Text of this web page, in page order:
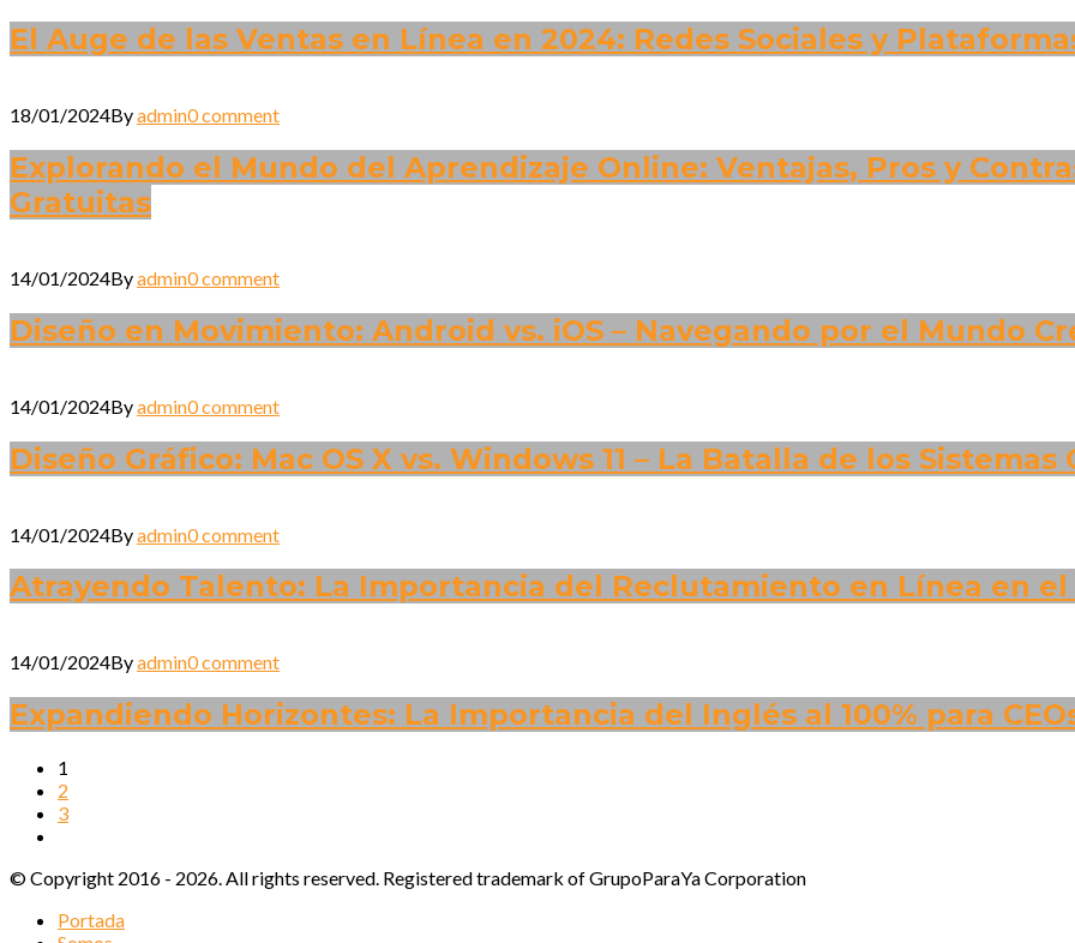
El Auge de las Ventas en Línea en 2024: Redes Sociales y
18/01/2024Byadmin0 comment
Explorando el Mundo del Aprendizaje Online: Ventajas, Pros y
Gratuitas
14/01/2024Byadmin0 comment
Diseño en Movimiento: Android vs. iOS – Navegando por el Mundo
14/01/2024Byadmin0 comment
Diseño Gráfico: Mac OS X vs. Windows 11 – La Batalla de los Sistemas
14/01/2024Byadmin0 comment
Atrayendo Talento: La Importancia del Reclutamiento en Línea en el
14/01/2024Byadmin0 comment
Expandiendo Horizontes: La Importancia del Inglés al 100% para
1
2
3
© Copyright 2016 - 2026. All rights reserved. Registered trademark of GrupoParaYa Corporation
Portada